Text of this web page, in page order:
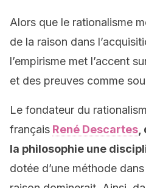
Alors que le rationalisme
de la raison dans
l’empirisme met l’accent
et des preuves comme
Le fondateur du
français René Descartes
la philosophie une
dotée d’une méthode